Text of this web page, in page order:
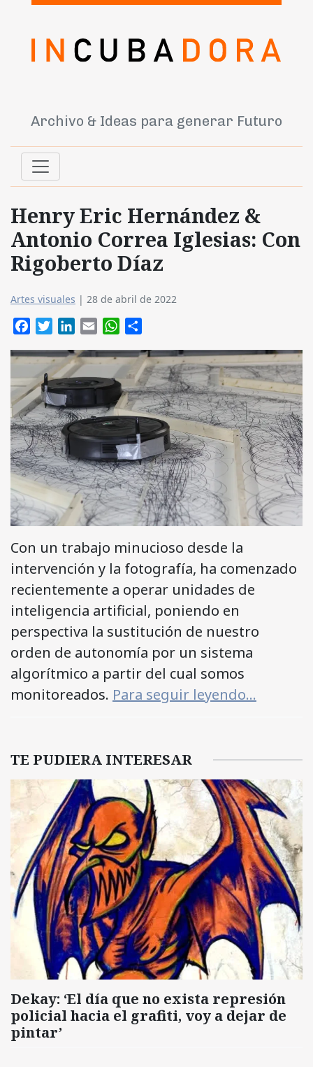
Archivo & Ideas para generar Futuro
Henry Eric Hernández &
Antonio Correa Iglesias: Con
Rigoberto Díaz
Artes visuales | 28 de abril de 2022
FacebookTwitterLinkedIn
Email WhatsApp
Con un trabajo minucioso desde la
intervención y la fotografía, ha comenzado
recientemente a operar unidades de
inteligencia artificial, poniendo en
perspectiva la sustitución de nuestro
orden de autonomía por un sistema
algorítmico a partir del cual somos
monitoreados. Para seguir leyendo…
TE PUDIERA INTERESAR
Dekay: ‘El día que no exista represión
policial hacia el grafiti, voy a dejar de
pintar’